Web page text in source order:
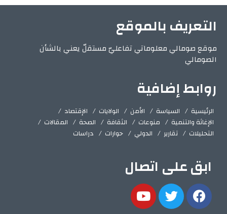
التعريف بالموقع
موقع صومالي معلوماتي تفاعليّ مستقلّ يعني بالشأن
الصومالي
روابط إضافية
الرئيسية السياسة الأمن الولايات
الإقتصاد
الإغاثة والتنمية
منوعات الثقافة الصحة
المقالات
التحليلات
تقارير الدولي حوارات دراسات
ابق على اتصال